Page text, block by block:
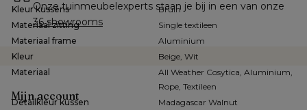
Kleur kussens
Bruin
Materiaal zitting
Single textileen
Materiaal frame
Aluminium
Kleur
Beige, Wit
Materiaal
All Weather Cosytica, Aluminium,
Rope, Textileen
Detailkleur kussen
Madagascar Walnut
36 showrooms
Mijn account